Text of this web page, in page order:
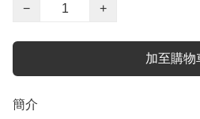
−
+
加至購物
簡介